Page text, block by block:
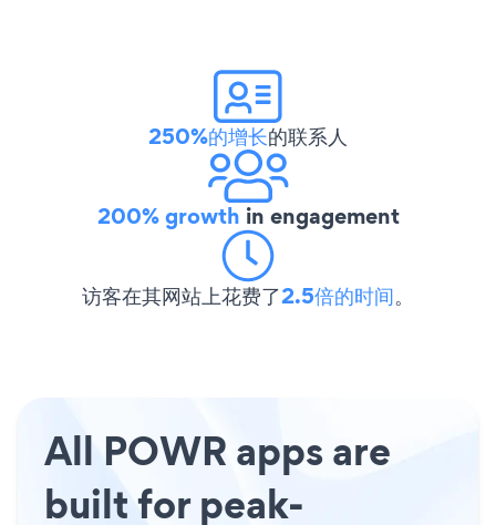
250%的增长的联系人
200% growth in engagement
访客在其网站上花费了2.5倍的时间。
All POWR apps are
built for peak-